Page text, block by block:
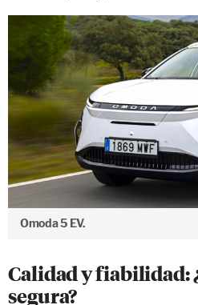
Omoda 5 EV.
Calidad y fiabilidad:
segura?